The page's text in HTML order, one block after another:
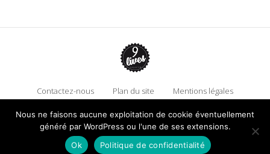
Contactez-nous Plan du site
Mentions légales
Politique de confidentialité
Adhérez à 9 Lives
Faire un don !
Nous ne faisons aucune exploitation de cookie éventuellement
généré par WordPress ou l'une de ses extensions.
Ok
Politique de confidentialité